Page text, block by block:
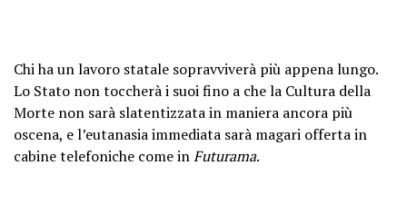
Chi ha un lavoro statale sopravviverà più appena lungo.
Lo Stato non toccherà i suoi fino a che la Cultura della
Morte non sarà slatentizzata in maniera ancora più
oscena, e l’eutanasia immediata sarà magari offerta in
cabine telefoniche come inFuturama.